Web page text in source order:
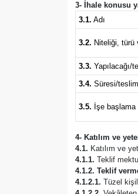
3- İhale konusu
3.1. Adı
3.2. Niteliği, türü
3.3. Yapılacağı/
3.4. Süresi/
3.5. İşe başlama
4- Katılım ve
4.1. Katılım ve
4.1.1. Teklif
4.1.2. Teklif
4.1.2.1. Tüzel